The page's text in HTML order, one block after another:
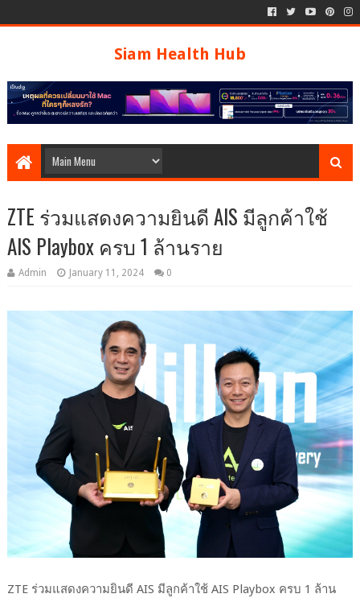
Siam Health Hub
ZTE ร่วมแสดงความยินดี AIS มีลูกค้าใช้
AIS Playbox ครบ 1 ล้านราย
Admin January 11, 2024 0
ZTE ร่วมแสดงความยินดี AIS มีลูกค้าใช้ AIS Playbox ครบ 1 ล้าน